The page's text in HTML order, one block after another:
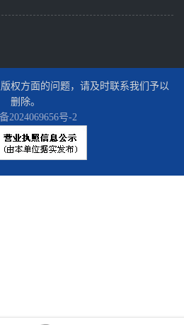
权方面的问题，请及时联系我们予以
删除。
2024069656号-2